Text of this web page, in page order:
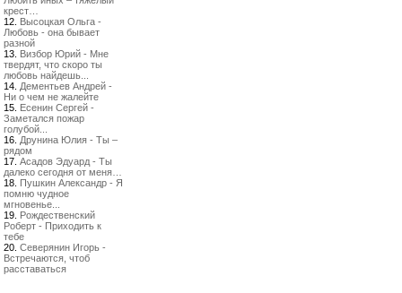
крест…
12. Высоцкая Ольга -
Любовь - она бывает
разной
13. Визбор Юрий - Мне
твердят, что скоро ты
любовь найдешь...
14. Дементьев Андрей -
Ни о чем не жалейте
15. Есенин Сергей -
Заметался пожар
голубой...
16. Друнина Юлия - Ты –
рядом
17. Асадов Эдуард - Ты
далеко сегодня от меня…
18. Пушкин Александр - Я
помню чудное
мгновенье...
19. Рождественский
Роберт - Приходить к
тебе
20. Северянин Игорь -
Встречаются, чтоб
расставаться